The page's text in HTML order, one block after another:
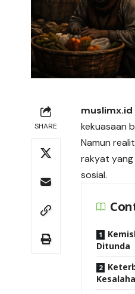
SHARE
muslimx.id
kekuasaan
Namun
rakyat yang
sosial.
Ditunda